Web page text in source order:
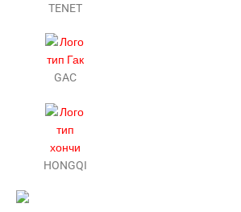
TENET
GAC
HONGQI